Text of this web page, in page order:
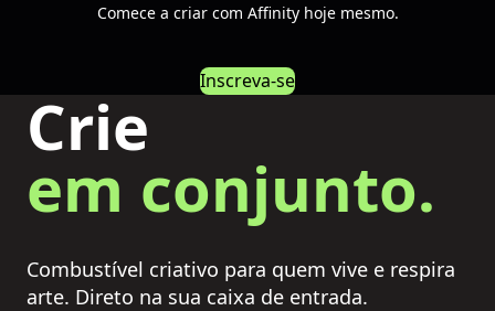
Comece a criar com Affinity hoje mesmo.
Inscreva-se
Crie
em conjunto.
Combustível criativo para quem vive e respira
arte. Direto na sua caixa de entrada.